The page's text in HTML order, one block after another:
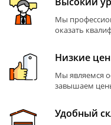
Мы
оказать
Низкие
Мы являемся
завышаем
Удобный